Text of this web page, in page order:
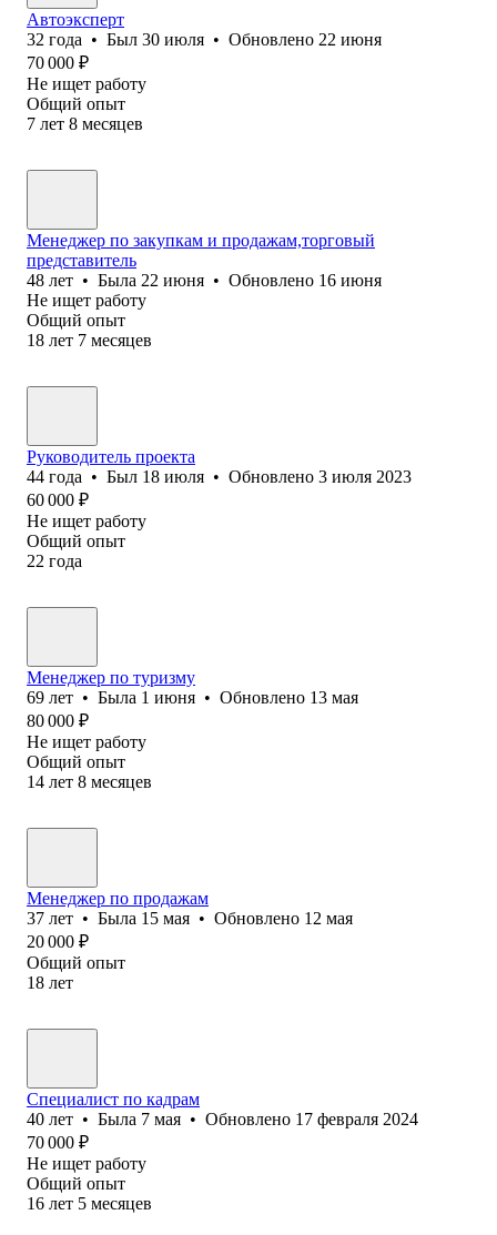
Автоэксперт
32 года • Был 30 июля • Обновлено 22 июня
70 000 ₽
Не ищет работу
Общий опыт
7 лет 8 месяцев
Менеджер по закупкам и продажам,торговый
представитель
48 лет • Была 22 июня • Обновлено 16 июня
Не ищет работу
Общий опыт
18 лет 7 месяцев
Руководитель проекта
44 года • Был 18 июля • Обновлено 3 июля 2023
60 000 ₽
Не ищет работу
Общий опыт
22 года
Менеджер по туризму
69 лет • Была 1 июня • Обновлено 13 мая
80 000 ₽
Не ищет работу
Общий опыт
14 лет 8 месяцев
Менеджер по продажам
37 лет • Была 15 мая • Обновлено 12 мая
20 000 ₽
Общий опыт
18 лет
Специалист по кадрам
40 лет • Была 7 мая • Обновлено 17 февраля 2024
70 000 ₽
Не ищет работу
Общий опыт
16 лет 5 месяцев